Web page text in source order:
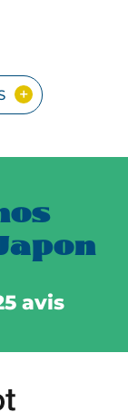
avis